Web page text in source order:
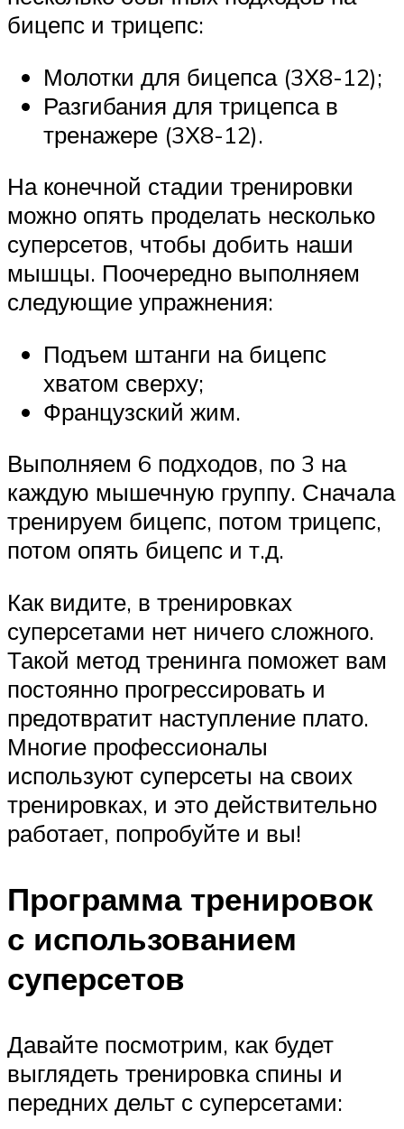
бицепс и трицепс:
Молотки для бицепса (3Х8-12);
Разгибания для трицепса в
тренажере (3Х8-12).
На конечной стадии тренировки
можно опять проделать несколько
суперсетов, чтобы добить наши
мышцы. Поочередно выполняем
следующие упражнения:
Подъем штанги на бицепс
хватом сверху;
Французский жим.
Выполняем 6 подходов, по 3 на
каждую мышечную группу. Сначала
тренируем бицепс, потом трицепс,
потом опять бицепс и т.д.
Как видите, в тренировках
суперсетами нет ничего сложного.
Такой метод тренинга поможет вам
постоянно прогрессировать и
предотвратит наступление плато.
Многие профессионалы
используют суперсеты на своих
тренировках, и это действительно
работает, попробуйте и вы!
Программа тренировок
с использованием
суперсетов
Давайте посмотрим, как будет
выглядеть тренировка спины и
передних дельт с суперсетами: